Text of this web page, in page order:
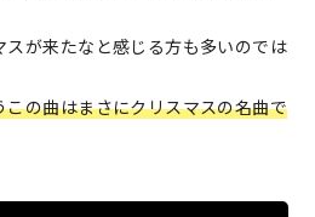
スが来たなと感じる方も多いのでは
の曲はまさにクリスマスの名曲で